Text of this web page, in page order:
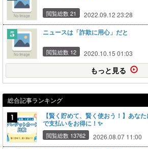
閲覧総数 21 2022.09.12 23:28
ニュースは「詐欺に用心」だと
閲覧総数 12 2020.10.15 01:03
もっと見る
総合記事ランキング
【賢く貯めて、賢く使おう！】あな
で支払いをお得に！✨
閲覧総数 13762 2026.08.07 11:00